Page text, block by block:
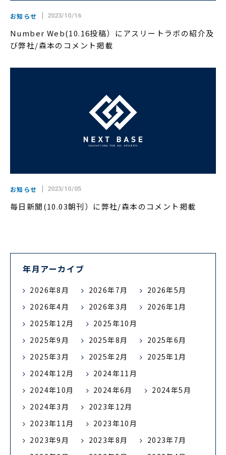
お知らせ 2023/10/16
Number Web(10.16投稿）にアスリートラボの紹介及
び弊社/森本のコメント掲載
お知らせ 2023/10/05
毎日新聞(10.03朝刊）に弊社/森本のコメント掲載
年月アーカイブ
2026年8月 2026年7月
2026年5月
2026年4月
2026年3月
2026年1月
2025年12月
2025年10月
2025年9月
2025年8月
2025年6月
2025年3月
2025年2月
2025年1月
2024年12月
2024年11月
2024年10月
2024年6月
2024年5月
2024年3月
2023年12月
2023年11月
2023年10月
2023年9月
2023年8月
2023年7月